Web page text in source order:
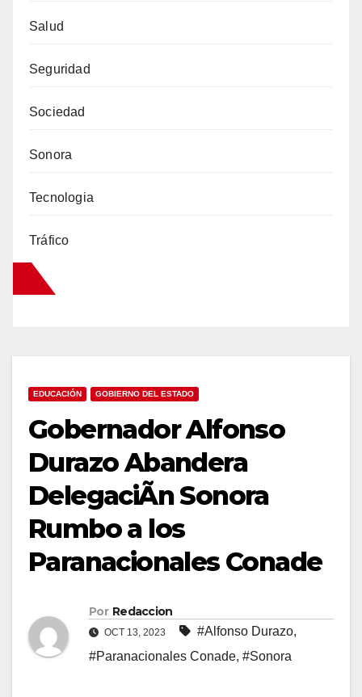
Salud
Seguridad
Sociedad
Sonora
Tecnologia
Tráfico
EDUCACIÓN GOBIERNO DEL ESTADO
Gobernador Alfonso
Durazo Abandera
DelegaciÃn Sonora
Rumbo a los
Paranacionales Conade
Por Redaccion
OCT 13, 2023 #Alfonso Durazo,
#Paranacionales Conade, #Sonora